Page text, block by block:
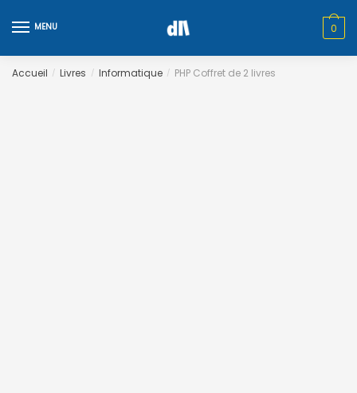
to
to
MENU 0
Accueil / Livres / Informatique / PHP Coffret de 2 livres